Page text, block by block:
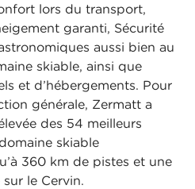
lors du transport,
garanti, Sécurité
aussi bien au
skiable, ainsi que
et d’hébergements. Pour
générale, Zermatt a
des 54 meilleurs
skiable
360 km de pistes et une
le Cervin.